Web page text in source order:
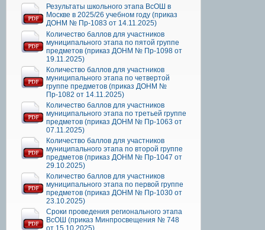
Результаты школьного этапа ВсОШ в
Москве в 2025/26 учебном году (приказ
ДОНМ № Пр-1083 от 14.11.2025)
Количество баллов для участников
муниципального этапа по пятой группе
предметов (приказ ДОНМ № Пр-1098 от
19.11.2025)
Количество баллов для участников
муниципального этапа по четвертой
группе предметов (приказ ДОНМ №
Пр-1082 от 14.11.2025)
Количество баллов для участников
муниципального этапа по третьей группе
предметов (приказ ДОНМ № Пр-1063 от
07.11.2025)
Количество баллов для участников
муниципального этапа по второй группе
предметов (приказ ДОНМ № Пр-1047 от
29.10.2025)
Количество баллов для участников
муниципального этапа по первой группе
предметов (приказ ДОНМ № Пр-1030 от
23.10.2025)
Сроки проведения регионального этапа
ВсОШ (приказ Минпросвещения № 748
от 15.10.2025)